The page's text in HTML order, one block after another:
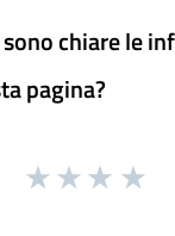
chiare le
pagina?